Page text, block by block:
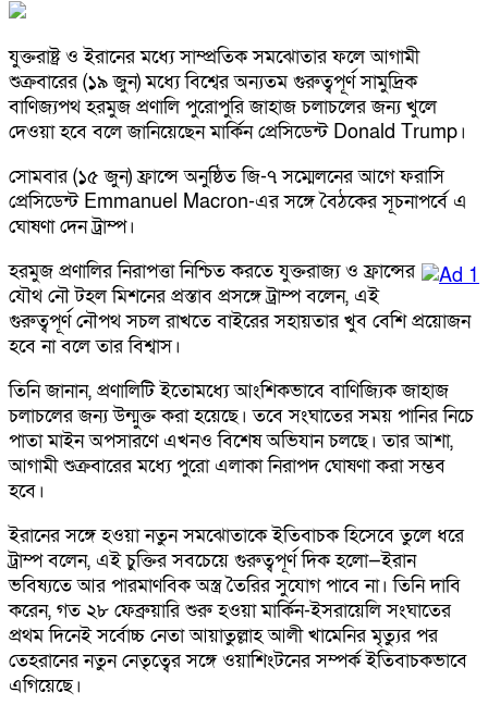
যুক্তরাষ্ট্র ও ইরানের মধ্যে সাম্প্রতিক সমঝোতার ফলে আগামী
শুক্রবারের (১৯ জুন) মধ্যে বিশ্বের অন্যতম গুরুত্বপূর্ণ সামুদ্রিক
বাণিজ্যপথ হরমুজ প্রণালি পুরোপুরি জাহাজ চলাচলের জন্য খুলে
দেওয়া হবে বলে জানিয়েছেন মার্কিন প্রেসিডেন্ট Donald Trump।
সোমবার (১৫ জুন) ফ্রান্সে অনুষ্ঠিত জি-৭ সম্মেলনের আগে ফরাসি
প্রেসিডেন্ট Emmanuel Macron-এর সঙ্গে বৈঠকের সূচনাপর্বে এ
ঘোষণা দেন ট্রাম্প।
হরমুজ প্রণালির নিরাপত্তা নিশ্চিত করতে যুক্তরাজ্য ও ফ্রান্সের
যৌথ নৌ টহল মিশনের প্রস্তাব প্রসঙ্গে ট্রাম্প বলেন, এই
গুরুত্বপূর্ণ নৌপথ সচল রাখতে বাইরের সহায়তার খুব বেশি প্রয়োজন
হবে না বলে তার বিশ্বাস।
তিনি জানান, প্রণালিটি ইতোমধ্যে আংশিকভাবে বাণিজ্যিক জাহাজ
চলাচলের জন্য উন্মুক্ত করা হয়েছে। তবে সংঘাতের সময় পানির নিচে
পাতা মাইন অপসারণে এখনও বিশেষ অভিযান চলছে। তার আশা,
আগামী শুক্রবারের মধ্যে পুরো এলাকা নিরাপদ ঘোষণা করা সম্ভব
হবে।
ইরানের সঙ্গে হওয়া নতুন সমঝোতাকে ইতিবাচক হিসেবে তুলে ধরে
ট্রাম্প বলেন, এই চুক্তির সবচেয়ে গুরুত্বপূর্ণ দিক হলো—ইরান
ভবিষ্যতে আর পারমাণবিক অস্ত্র তৈরির সুযোগ পাবে না। তিনি দাবি
করেন, গত ২৮ ফেব্রুয়ারি শুরু হওয়া মার্কিন-ইসরায়েলি সংঘাতের
প্রথম দিনেই সর্বোচ্চ নেতা আয়াতুল্লাহ আলী খামেনির মৃত্যুর পর
তেহরানের নতুন নেতৃত্বের সঙ্গে ওয়াশিংটনের সম্পর্ক ইতিবাচকভাবে
এগিয়েছে।